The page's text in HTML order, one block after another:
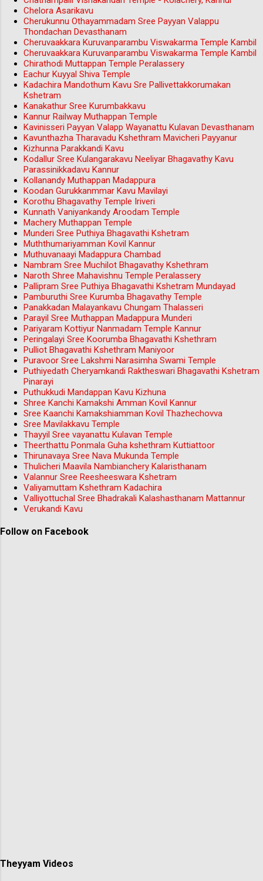
Chelora Asarikavu
Cherukunnu Othayammadam Sree Payyan Valappu
Thondachan Devasthanam
Cheruvaakkara Kuruvanparambu Viswakarma Temple Kambil
Cheruvaakkara Kuruvanparambu Viswakarma Temple Kambil
Chirathodi Muttappan Temple Peralassery
Eachur Kuyyal Shiva Temple
Kadachira Mandothum Kavu Sre Pallivettakkorumakan
Kshetram
Kanakathur Sree Kurumbakkavu
Kannur Railway Muthappan Temple
Kavinisseri Payyan Valapp Wayanattu Kulavan Devasthanam
Kavunthazha Tharavadu Kshethram Mavicheri Payyanur
Kizhunna Parakkandi Kavu
Kodallur Sree Kulangarakavu Neeliyar Bhagavathy Kavu
Parassinikkadavu Kannur
Kollanandy Muthappan Madappura
Koodan Gurukkanmmar Kavu Mavilayi
Korothu Bhagavathy Temple Iriveri
Kunnath Vaniyankandy Aroodam Temple
Machery Muthappan Temple
Munderi Sree Puthiya Bhagavathi Kshetram
Muththumariyamman Kovil Kannur
Muthuvanaayi Madappura Chambad
Nambram Sree Muchilot Bhagavathy Kshethram
Naroth Shree Mahavishnu Temple Peralassery
Pallipram Sree Puthiya Bhagavathi Kshetram Mundayad
Pamburuthi Sree Kurumba Bhagavathy Temple
Panakkadan Malayankavu Chungam Thalasseri
Parayil Sree Muthappan Madappura Munderi
Pariyaram Kottiyur Nanmadam Temple Kannur
Peringalayi Sree Koorumba Bhagavathi Kshethram
Pulliot Bhagavathi Kshethram Maniyoor
Puravoor Sree Lakshmi Narasimha Swami Temple
Puthiyedath Cheryamkandi Raktheswari Bhagavathi Kshetram
Pinarayi
Puthukkudi Mandappan Kavu Kizhuna
Shree Kanchi Kamakshi Amman Kovil Kannur
Sree Kaanchi Kamakshiamman Kovil Thazhechovva
Sree Mavilakkavu Temple
Thayyil Sree vayanattu Kulavan Temple
Theerthattu Ponmala Guha kshethram Kuttiattoor
Thirunavaya Sree Nava Mukunda Temple
Thulicheri Maavila Nambianchery Kalaristhanam
Valannur Sree Reesheeswara Kshetram
Valiyamuttam Kshethram Kadachira
Valliyottuchal Sree Bhadrakali Kalashasthanam Mattannur
Verukandi Kavu
Follow on Facebook
Theyyam Videos